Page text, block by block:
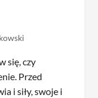
się, czy
Przed
i siły, swoje i